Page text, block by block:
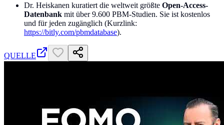
Dr. Heiskanen kuratiert die weltweit größte Open-Access-
Datenbank mit über 9.600 PBM-Studien. Sie ist kostenlos
und für jeden zugänglich (Kurzlink:
https://bitly.com/pbmdatabase).
QUELLE